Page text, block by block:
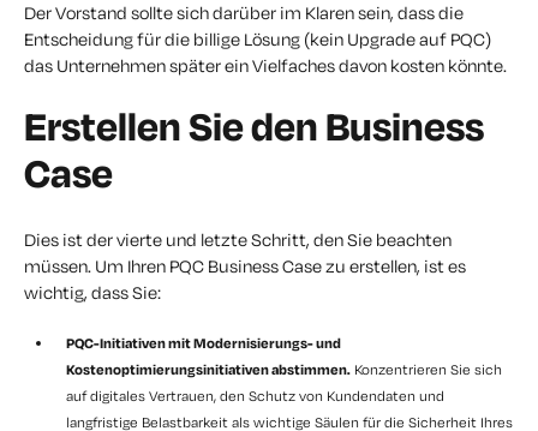
Der Vorstand sollte sich darüber im Klaren sein, dass die
Entscheidung für die billige Lösung (kein Upgrade auf PQC)
das Unternehmen später ein Vielfaches davon kosten könnte.
Erstellen Sie den Business
Case
Dies ist der vierte und letzte Schritt, den Sie beachten
müssen. Um Ihren PQC Business Case zu erstellen, ist es
wichtig, dass Sie:
PQC-Initiativen mit Modernisierungs- und
Kostenoptimierungsinitiativen abstimmen. Konzentrieren Sie sich
auf digitales Vertrauen, den Schutz von Kundendaten und
langfristige Belastbarkeit als wichtige Säulen für die Sicherheit Ihres